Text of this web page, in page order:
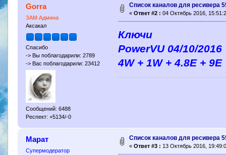
Gorra
ЗАМ Админа
Аксакал
Спасибо
-> Вы поблагодарили: 2789
-> Вас поблагодарили: 23412
Сообщений: 6488
Респект: +5134/-0
Cписок каналов для ресивера
« Ответ #2 : 04 Октябрь 2016,
Ключи
PowerVU 04/10/2016
4W + 1W + 4.8E + 9E
Марат
Супермодератор
Cписок каналов для ресивера
« Ответ #3 : 13 Октябрь 2016,